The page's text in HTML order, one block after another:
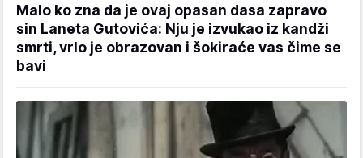
Malo ko zna da je ovaj opasan dasa zapravo
sin Laneta Gutovića: Nju je izvukao iz kandži
smrti, vrlo je obrazovan i šokiraće vas čime se
bavi